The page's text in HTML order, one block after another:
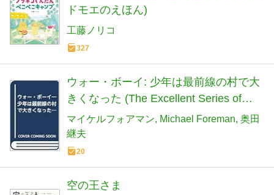
ドモエのえほん)
工藤ノリコ
327
ウォー・ボーイ: 少年は最前線の村で大
きくなった (The Excellent Series of
Foreign Lit)
マイケルフォアマン Michael Foreman 奥田
継夫
20
空の王さま